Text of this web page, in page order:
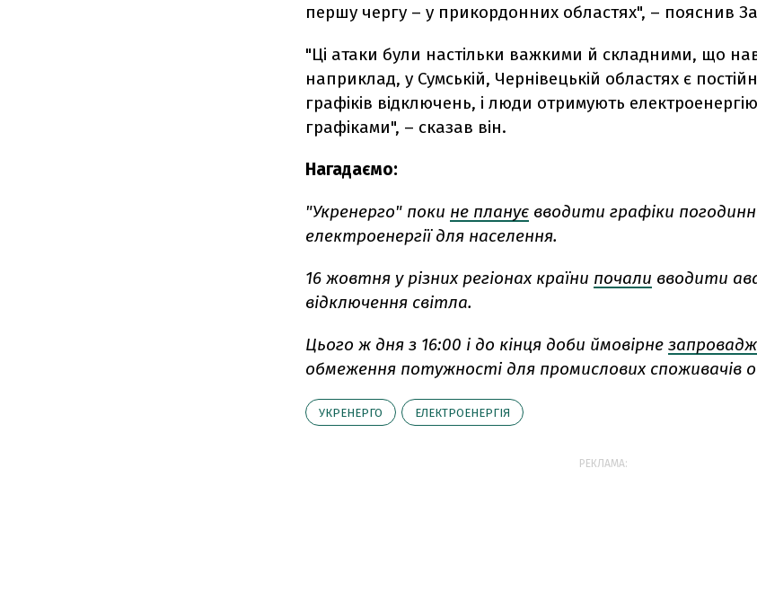
першу чергу – у прикордонних областях", – пояснив
"Ці атаки були настільки важкими й складними, що
наприклад, у Сумській, Чернівецькій областях є
графіків відключень, і люди отримують
графіками", – сказав він.
Нагадаємо:
"Укренерго" поки не планує вводити графіки
електроенергії для населення.
16 жовтня у різних регіонах країни почали вводити
відключення світла.
Цього ж дня з 16:00 і до кінця доби ймовірне
обмеження потужності для промислових споживачів
УКРЕНЕРГО ЕЛЕКТРОЕНЕРГІЯ
РЕКЛАМА: